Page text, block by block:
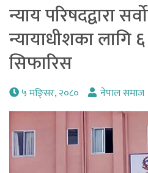
न्याय परिषदद्वारा
न्यायाधीशका लागि
सिफारिस
५ मङि्सर, २०८० नेपाल समाज